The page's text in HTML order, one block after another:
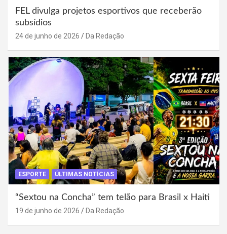
FEL divulga projetos esportivos que receberão
subsídios
24 de junho de 2026 Da Redação
ESPORTE ÚLTIMAS NOTÍCIAS
“Sextou na Concha” tem telão para Brasil x Haiti
19 de junho de 2026 Da Redação